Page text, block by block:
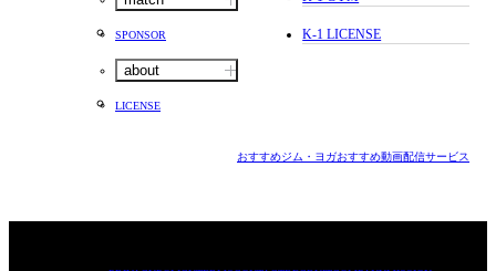
SPONSOR
about
LICENSE
K-1 LICENSE
おすすめジム・ヨガおすすめ動画配信サービス